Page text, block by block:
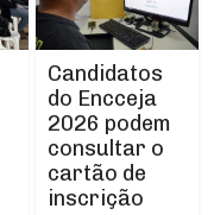
Candidatos
do Encceja
2026 podem
consultar o
cartão de
inscrição